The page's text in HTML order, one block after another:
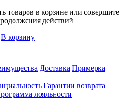
товаров в корзине или совершите
действий
В корзину
Доставка Примерка
Гарантии возврата
лояльности